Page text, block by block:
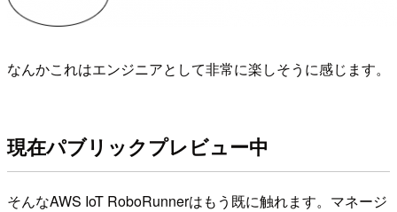
なんかこれはエンジニアとして非常に楽しそうに感じます。
現在パブリックプレビュー中
そんなAWS IoT RoboRunnerはもう既に触れます。マネージ